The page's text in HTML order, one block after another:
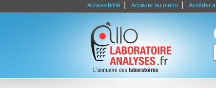
Accessibilité Accéder au menu Accéder